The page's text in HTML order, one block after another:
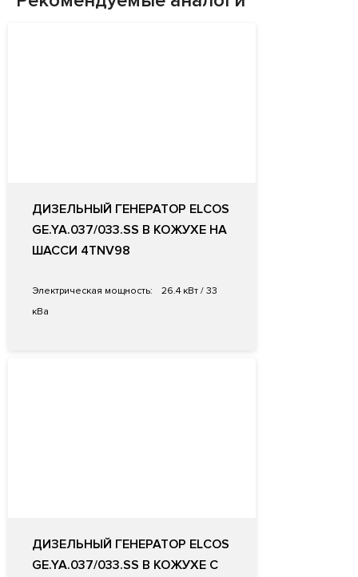
ДИЗЕЛЬНЫЙ ГЕНЕРАТОР ELCOS
GE.YA.037/033.SS В КОЖУХЕ НА
ШАССИ 4TNV98
Электрическая мощность:
26.4 кВт / 33
кВа
ДИЗЕЛЬНЫЙ ГЕНЕРАТОР ELCOS
GE.YA.037/033.SS В КОЖУХЕ С